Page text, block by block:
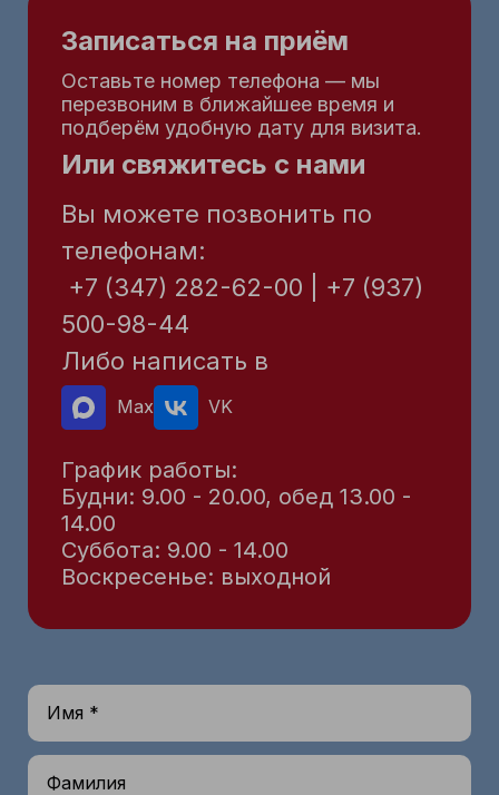
Записаться на приём
Оставьте номер телефона — мы
перезвоним в ближайшее время и
подберём удобную дату для визита.
Или свяжитесь с нами
Вы можете позвонить по
телефонам:
+7 (347) 282-62-00 | +7 (937)
500-98-44
Либо написать в
Max VK
График работы:
Будни: 9.00 - 20.00, обед 13.00 -
14.00
Суббота: 9.00 - 14.00
Воскресенье: выходной
Имя *
Фамилия